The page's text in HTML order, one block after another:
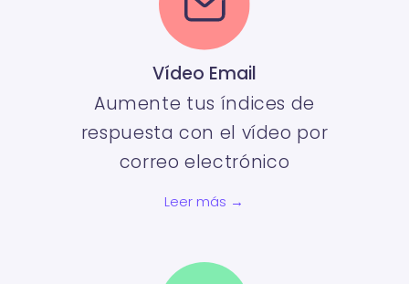
Vídeo Email
Aumente tus índices de
respuesta con el vídeo por
correo electrónico
Leer más →